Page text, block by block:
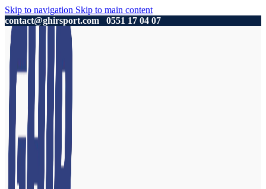
Skip to navigation Skip to main content
contact@ghirsport.com
0551 17 04 07